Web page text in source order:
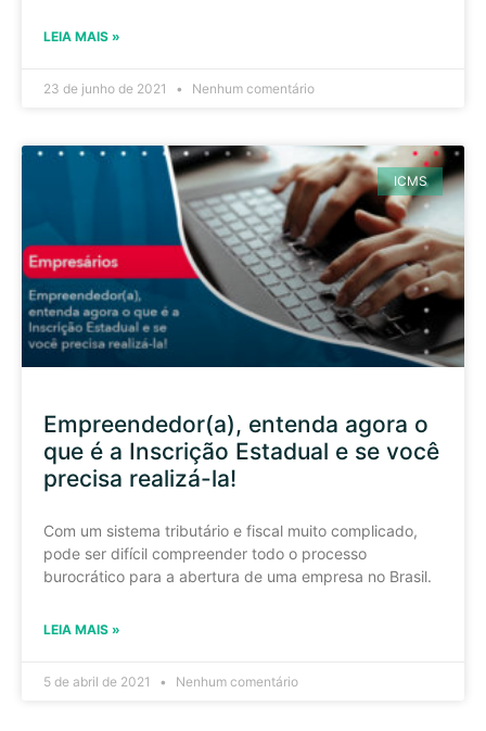
LEIA MAIS »
23 de junho de 2021 Nenhum comentário
ICMS
Empreendedor(a), entenda agora o
que é a Inscrição Estadual e se você
precisa realizá-la!
Com um sistema tributário e fiscal muito complicado,
pode ser difícil compreender todo o processo
burocrático para a abertura de uma empresa no Brasil.
LEIA MAIS »
5 de abril de 2021 Nenhum comentário